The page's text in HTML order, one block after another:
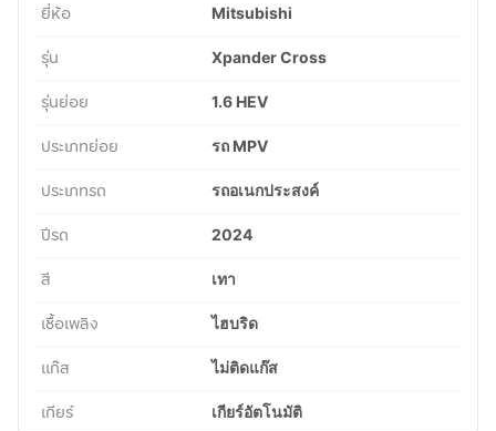
ยี่ห้อ
Mitsubishi
รุ่น Xpander Cross
รุ่นย่อย 1.6 HEV
ประเภทย่อย รถ MPV
ประเภทรถ รถอเนกประสงค์
ปีรถ 2024
สี เทา
เชื้อเพลิง ไฮบริด
แก๊ส ไม่ติดแก๊ส
เกียร์ เกียร์อัตโนมัติ